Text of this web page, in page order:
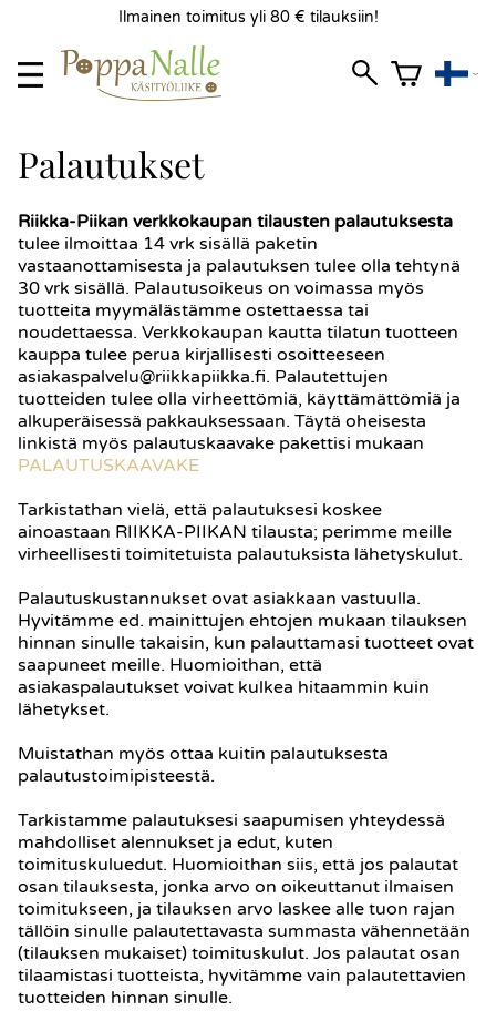
Ilmainen toimitus yli 80 € tilauksiin!
Palautukset
Riikka-Piikan verkkokaupan tilausten palautuksesta
tulee ilmoittaa 14 vrk sisällä paketin
vastaanottamisesta ja palautuksen tulee olla tehtynä
30 vrk sisällä. Palautusoikeus on voimassa myös
tuotteita myymälästämme ostettaessa tai
noudettaessa. Verkkokaupan kautta tilatun tuotteen
kauppa tulee perua kirjallisesti osoitteeseen
asiakaspalvelu@riikkapiikka.fi. Palautettujen
tuotteiden tulee olla virheettömiä, käyttämättömiä ja
alkuperäisessä pakkauksessaan. Täytä oheisesta
linkistä myös palautuskaavake pakettisi mukaan
PALAUTUSKAAVAKE
Tarkistathan vielä, että palautuksesi koskee
ainoastaan RIIKKA-PIIKAN tilausta; perimme meille
virheellisesti toimitetuista palautuksista lähetyskulut.
Palautuskustannukset ovat asiakkaan vastuulla.
Hyvitämme ed. mainittujen ehtojen mukaan tilauksen
hinnan sinulle takaisin, kun palauttamasi tuotteet ovat
saapuneet meille. Huomioithan, että
asiakaspalautukset voivat kulkea hitaammin kuin
lähetykset.
Muistathan myös ottaa kuitin palautuksesta
palautustoimipisteestä.
Tarkistamme palautuksesi saapumisen yhteydessä
mahdolliset alennukset ja edut, kuten
toimituskuluedut. Huomioithan siis, että jos palautat
osan tilauksesta, jonka arvo on oikeuttanut ilmaisen
toimitukseen, ja tilauksen arvo laskee alle tuon rajan
tällöin sinulle palautettavasta summasta vähennetään
(tilauksen mukaiset) toimituskulut. Jos palautat osan
tilaamistasi tuotteista, hyvitämme vain palautettavien
tuotteiden hinnan sinulle.